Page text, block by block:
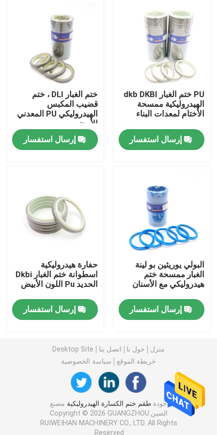
معلومات عنا
جولة في المعمل
رقابة جودة
اتصل بنا
أخبار
طقم ختم الكسارة الهيدروليكية
طقم ختم حفارة
طقم ختم JCB
طقم ختم كوماتسو
ختم الزيت الهيدروليكي
ختم الغبار الهيدروليكي
ختم المكبس الهيدروليكي
PU ختم الغبار dkb DKBI
الهيدروليكية ممسحة
الأختام لمعدات البناء
إرسال استفسار
ختم الغبار DLI ، ختم
قضيب المكبس
الهيدروليكي PU المعدني
الأبيض
إرسال استفسار
البولي يوريثين بو لينة
الغبار ممسحة ختم
هيدروليكي مع الأسنان
إرسال استفسار
حفارة هيدروليكية
اسطوانة ختم الغبار Dkbi
الحديد Pu اللون الأبيض
إرسال استفسار
منزل حول نا اتصل بنا
Desktop Site
خريطة الموقع
سياسة الخصوصية
جودة طقم ختم الكسارة الهيدروليكية مصنع
الصين.Copyright © 2026 GUANGZHOU
RUIWEIHAN MACHINERY CO., LTD. All Rights
Reserved.